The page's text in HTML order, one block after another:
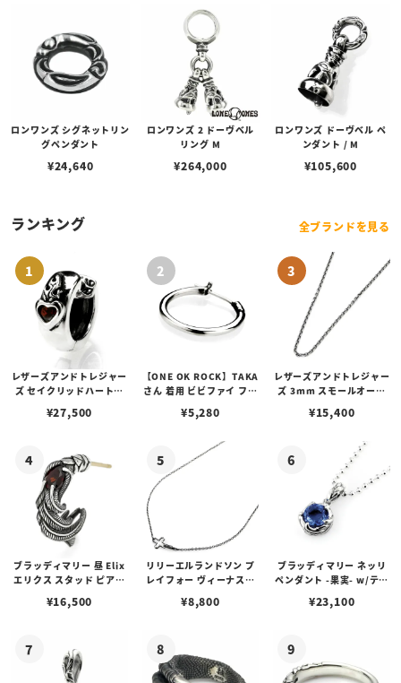
ロンワンズ シグネットリン
グペンダント
¥24,640
ロンワンズ 2 ドーヴベル
リング M
¥264,000
ロンワンズ ドーヴベル ペ
ンダント / M
¥105,600
ランキング 全ブランドを見る
レザーズアンドトレジャー
ズ セイクリッドハートピ
¥27,500
【ONE OK ROCK】TAKA
さん 着用 ビビファイ フー
¥5,280
レザーズアンドトレジャー
ズ 3mm スモールオーバ
ブスタークラスプ＆LTロ
¥15,400
ブラッディマリー 昼 Elix
エリクス スタッド ピアス
¥16,500
リリーエルランドソン プ
レイフォー ヴィーナスチ
¥8,800
ブラッディマリー ネッリ
ペンダント -果実- w/ティ
¥23,100